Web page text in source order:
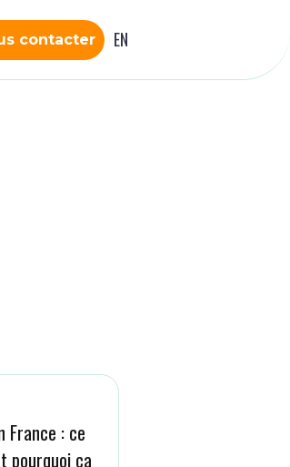
contacter EN
France : ce
pourquoi ça